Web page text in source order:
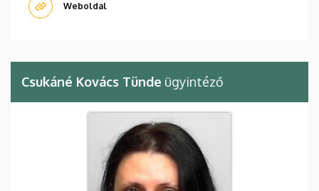
Weboldal
Csukáné Kovács Tünde ügyintéző